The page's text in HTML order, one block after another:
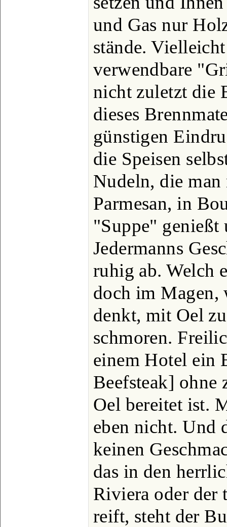
und Gas nur
stände.
verwendbare
nicht zuletzt die
dieses
günstigen
die Speisen
Nudeln, die
Parmesan, in
"Suppe" genießt
Jedermanns
ruhig ab. Welch
doch im Magen,
denkt, mit Oel
schmoren.
einem Hotel ein
Beefsteak] ohne
Oel bereitet ist.
eben nicht. Und
keinen
das in den
Riviera oder der
reift, steht der